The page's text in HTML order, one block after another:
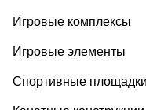
Игровые комплексы
Игровые элементы
Спортивные площадки